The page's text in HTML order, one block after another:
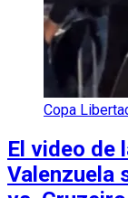
Copa
El video de
Valenzuela